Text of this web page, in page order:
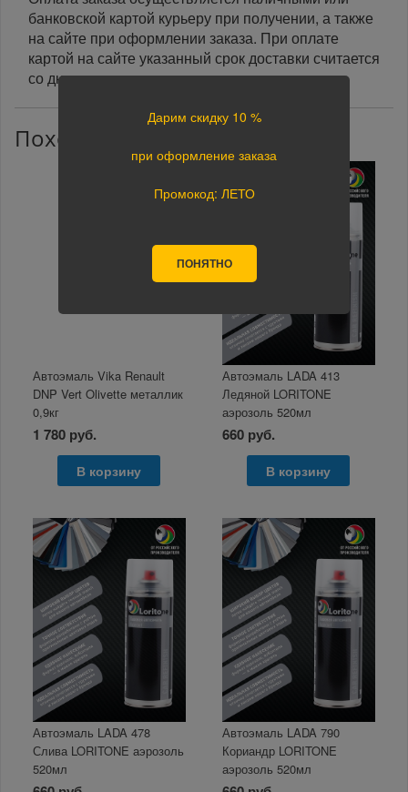
банковской картой курьеру при получении, а также
на сайте при оформлении заказа. При оплате
картой на сайте указанный срок доставки считается
со дня поступления оплаты.
Похожие товары
Автоэмаль Vika Renault
DNP Vert Olivette металлик
0,9кг
1 780 руб.
В корзину
Автоэмаль LADA 413
Ледяной LORITONE
аэрозоль 520мл
660 руб.
В корзину
Автоэмаль LADA 478
Слива LORITONE аэрозоль
520мл
Автоэмаль LADA 790
Кориандр LORITONE
аэрозоль 520мл
Дарим скидку 10 %
при оформление заказа
Промокод: ЛЕТО
ПОНЯТНО